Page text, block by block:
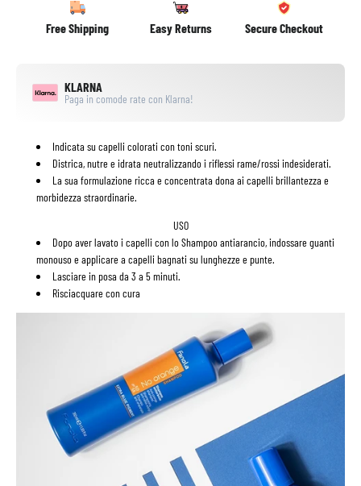
Free Shipping Easy Returns Secure Checkout
KLARNA
Paga in comode rate con Klarna!
Indicata su capelli colorati con toni scuri.
Districa, nutre e idrata neutralizzando i riflessi rame/rossi indesiderati.
La sua formulazione ricca e concentrata dona ai capelli brillantezza e
morbidezza straordinarie.
USO
Dopo aver lavato i capelli con lo Shampoo antiarancio, indossare guanti
monouso e applicare a capelli bagnati su lunghezze e punte.
Lasciare in posa da 3 a 5 minuti.
Risciacquare con cura